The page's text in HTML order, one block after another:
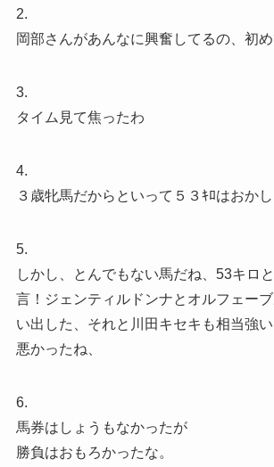
2.
岡部さんがあんなに興奮してるの、初
3.
タイム見て焦ったわ
4.
３歳牝馬だからといって５３ｷﾛはおかし
5.
しかし、とんでもない馬だね、53キロ
言！ジェンティルドンナとオルフェー
い出した、それと川田キセキも相当強
悪かったね、
6.
馬券はしょうもなかったが
勝負はおもろかったな。